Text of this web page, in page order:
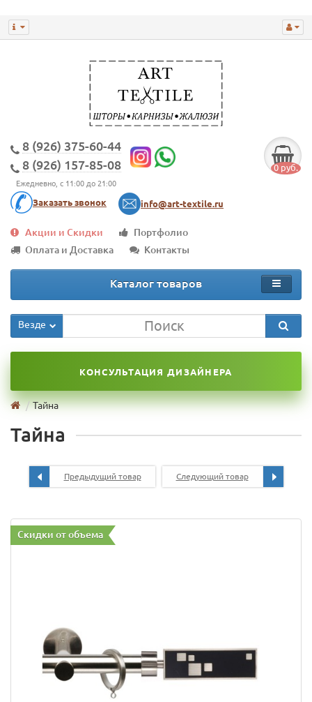
8 (926) 375-60-44
8 (926) 157-85-08
Ежедневно, с 11:00 до 21:00
Заказать звонок info@art-textile.ru
0 руб.
Акции и Скидки
Портфолио
Оплата и Доставка
Контакты
Каталог товаров
Везде
КОНСУЛЬТАЦИЯ ДИЗАЙНЕРА
Тайна
Тайна
Предыдущий товар Следующий товар
Скидки от объема